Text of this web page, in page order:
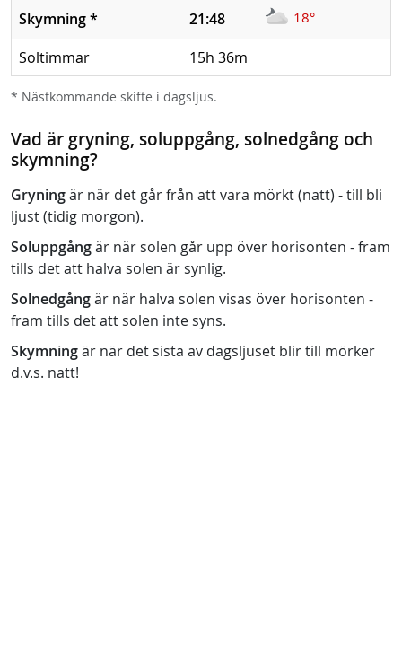
Skymning* 21:48 18°
Soltimmar 15h 36m
* Nästkommande skifte i dagsljus.
Vad är gryning, soluppgång, solnedgång och
skymning?
Gryningär när det går från att vara mörkt (natt) - till bli
ljust (tidig morgon).
Soluppgångär när solen går upp över horisonten - fram
tills det att halva solen är synlig.
Solnedgångär när halva solen visas över horisonten -
fram tills det att solen inte syns.
Skymningär när det sista av dagsljuset blir till mörker
d.v.s. natt!